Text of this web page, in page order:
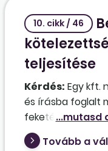
10. cikk / 46
teljesítése
Kérdés: Egy kft.
és írásba foglalt
feketén
aki
feladatait. A
Tovább a